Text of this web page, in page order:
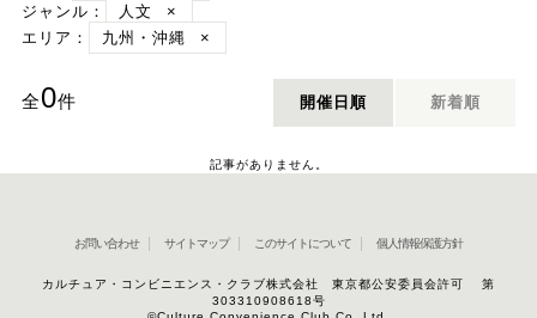
ジャンル：
人文
×
エリア：
九州・沖縄 ×
全0件 開催日順 新着順
記事がありません。
お問い合わせ サイトマップ このサイトについて 個人情報保護方針
カルチュア・コンビニエンス・クラブ株式会社 東京都公安委員会許可 第
303310908618号